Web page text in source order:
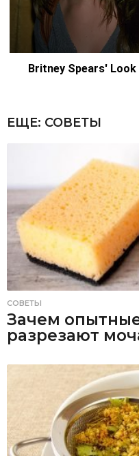
ЕЩЕ: СОВЕТЫ
СОВЕТЫ
Зачем
разрезают